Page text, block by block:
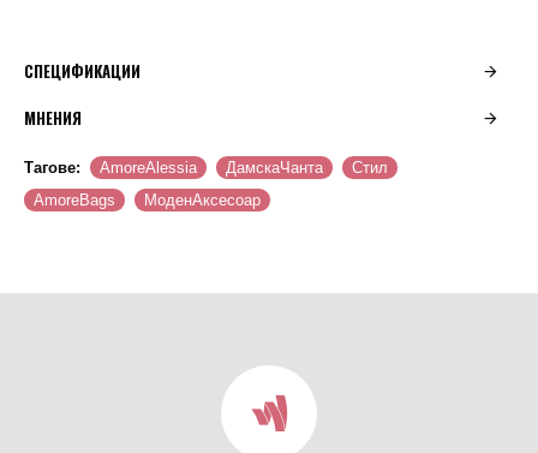
СПЕЦИФИКАЦИИ
МНЕНИЯ
Тагове: AmoreAlessia ДамскаЧанта
Стил
AmoreBags
МоденАксесоар